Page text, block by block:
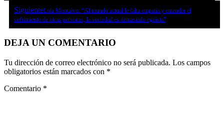
SiguienteLola Montalvo: “Al mundo actual le falta empatía y entender el
sufrimiento de otras personas; la sociedad es demasiado egoísta”
DEJA UN COMENTARIO
Tu dirección de correo electrónico no será publicada. Los campos
obligatorios están marcados con *
Comentario *